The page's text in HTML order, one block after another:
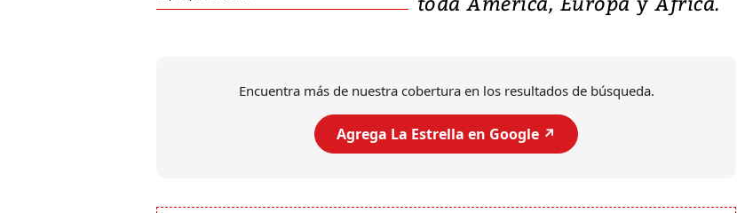
Encuentra más de nuestra cobertura en los resultados de búsqueda.
Agrega La Estrella en Google ↗️